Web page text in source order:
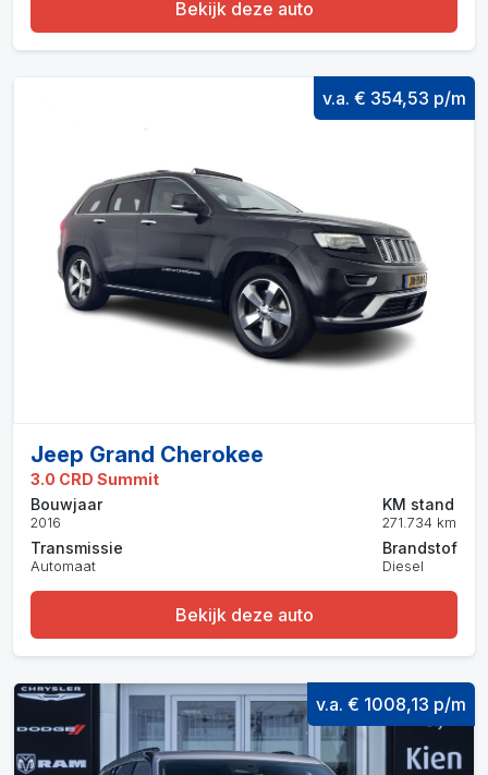
Bekijk deze auto
v.a. € 354,53 p/m
Jeep Grand Cherokee
3.0 CRD Summit
Bouwjaar
2016
Transmissie
Automaat
KM stand
271.734 km
Brandstof
Diesel
Bekijk deze auto
v.a. € 1008,13 p/m